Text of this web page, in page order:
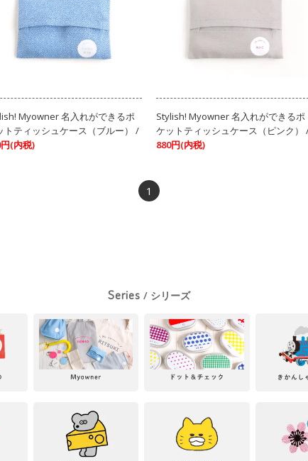
Myowner 名入れができるポ
トティッシュケース（ブルー） /
(内税)
Stylish! Myowner 名入れができるポ
ケットティッシュケース（ピンク）
880円(内税)
1
Series / シリーズ